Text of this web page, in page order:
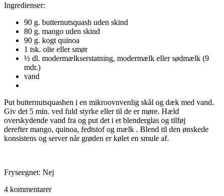
Ingredienser:
90 g. butternutsquash uden skind
80 g. mango uden skind
90 g. kogt quinoa
1 tsk. olie eller smør
½ dl. modermælkserstatning, modermælk eller sødmælk (9
mdr.)
vand
Put butternutsquashen i en mikroovnvenlig skål og dæk med vand.
Giv det 5 min. ved fuld styrke eller til de er møre. Hæld
overskydende vand fra og put det i et blenderglas og tilføj
derefter mango, quinoa, fedtstof og mælk . Blend til den ønskede
konsistens og server når grøden er kølet en smule af.
Fryseegnet: Nej
4 kommentarer